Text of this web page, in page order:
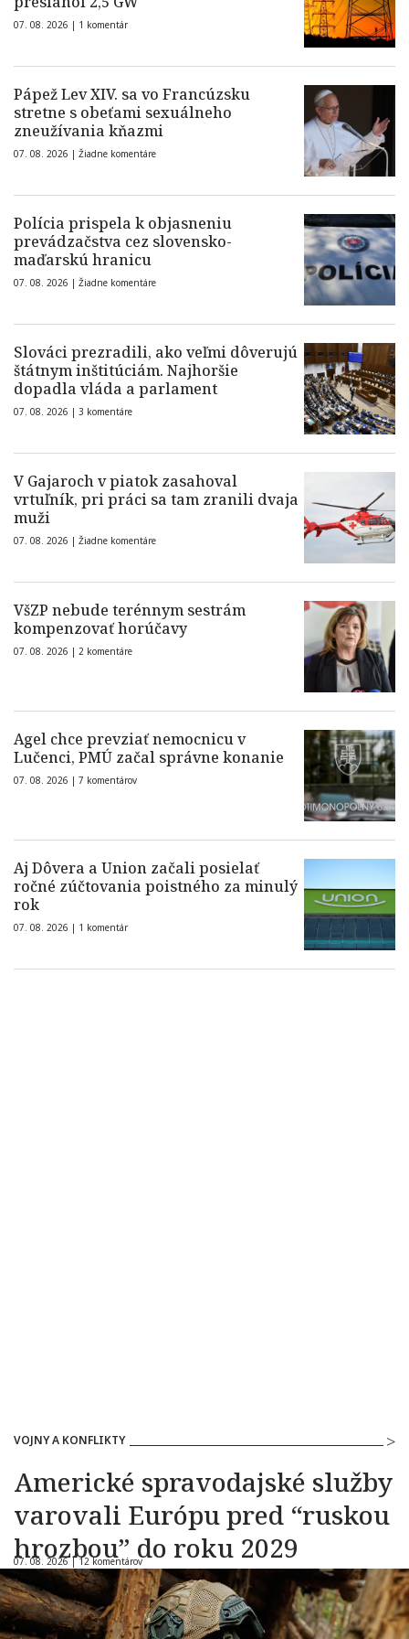
07. 08. 2026 | 1 komentár
Pápež Lev XIV. sa vo Francúzsku
stretne s obeťami sexuálneho
zneužívania kňazmi
07. 08. 2026 | Žiadne komentáre
Polícia prispela k objasneniu
prevádzačstva cez slovensko-
maďarskú hranicu
07. 08. 2026 | Žiadne komentáre
Slováci prezradili, ako veľmi dôverujú
štátnym inštitúciám. Najhoršie
dopadla vláda a parlament
07. 08. 2026 | 3 komentáre
V Gajaroch v piatok zasahoval
vrtuľník, pri práci sa tam zranili dvaja
muži
07. 08. 2026 | Žiadne komentáre
VšZP nebude terénnym sestrám
kompenzovať horúčavy
07. 08. 2026 | 2 komentáre
Agel chce prevziať nemocnicu v
Lučenci, PMÚ začal správne konanie
07. 08. 2026 | 7 komentárov
Aj Dôvera a Union začali posielať
ročné zúčtovania poistného za minulý
rok
07. 08. 2026 | 1 komentár
VOJNY A KONFLIKTY
Americké spravodajské služby
varovali Európu pred “ruskou
hrozbou” do roku 2029
07. 08. 2026 |12 komentárov